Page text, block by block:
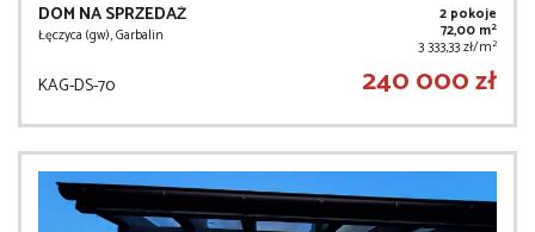
DOM NA SPRZEDAŻ
Łęczyca (gw), Garbalin
2 pokoje
72,00 m2
3 333,33 zł/m2
KAG-DS-70 240 000 zł